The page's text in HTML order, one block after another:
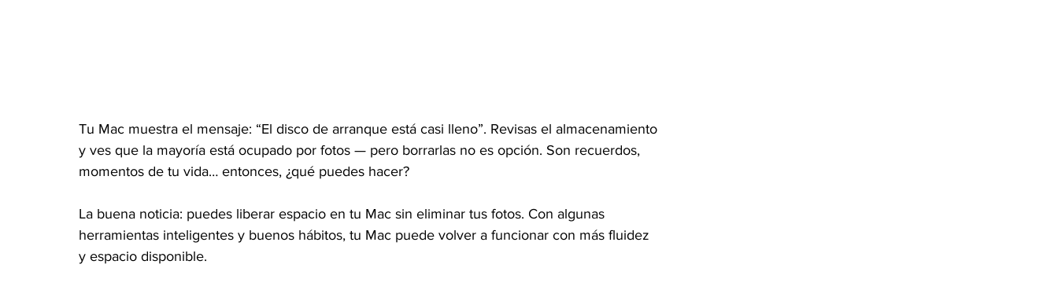
Tu Mac muestra el mensaje: “El disco de arranque está casi lleno”. Revisas el almacenamiento
y ves que la mayoría está ocupado por fotos — pero borrarlas no es opción. Son recuerdos,
momentos de tu vida… entonces, ¿qué puedes hacer?
La buena noticia: puedes liberar espacio en tu Mac sin eliminar tus fotos. Con algunas
herramientas inteligentes y buenos hábitos, tu Mac puede volver a funcionar con más fluidez
y espacio disponible.